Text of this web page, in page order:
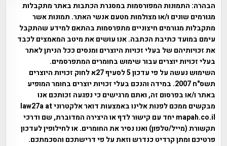
הבהרה: התמונות המפורסמות במסגרת הכתבות באתר מתקבלות
מגורמים שונים ו/או מצולמות מטעם אנשי האתר. תמונות אשר
מתקבלות מגורמים חיצוניים מתפרסמות בהתאם למידע שהתקבל
עימם במועד כתיבת הכתבה. אנו עושים את מיטב המאמצים לכבד
את זכויותיהם של בעלי זכויות היוצרים ומנסים ככל הניתן לאתר
בעלי זכויות יוצרים עבור שימוש בחומרים המתפרסמים.
השימוש נעשה על פי עדכון 5 לסעיף 27א לחוק זכויות היוצרים
תשס"ח 2007. במידה והנכם בעלי זכויות יוצרים בחומר המופיע
באתר ו/או בפרסום זה, ואתם מרגישים כי נפגעה זכותכם אנו
מבקשים ממכם לפנות אלינו באמצעות דואר אלקטרוני law27a at
mapah.co.il יחד עם קישור לדף או היצירה המדוברת, שם ודרכי
תקשורת (מייל/טלפון) ואנו נסיר את החומרים. או לחילופין לעדכון
פרטיכם ומתן קרדיט כנדרש וזאת על פי דרישתכם והסכמתכם.